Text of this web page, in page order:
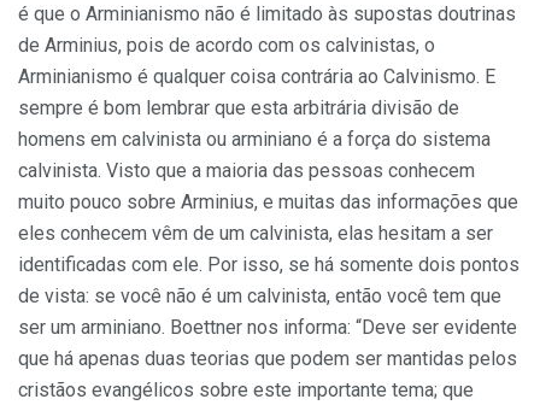
é que o Arminianismo não é limitado às supostas doutrinas
de Arminius, pois de acordo com os calvinistas, o
Arminianismo é qualquer coisa contrária ao Calvinismo. E
sempre é bom lembrar que esta arbitrária divisão de
homens em calvinista ou arminiano é a força do sistema
calvinista. Visto que a maioria das pessoas conhecem
muito pouco sobre Arminius, e muitas das informações que
eles conhecem vêm de um calvinista, elas hesitam a ser
identificadas com ele. Por isso, se há somente dois pontos
de vista: se você não é um calvinista, então você tem que
ser um arminiano. Boettner nos informa: “Deve ser evidente
que há apenas duas teorias que podem ser mantidas pelos
cristãos evangélicos sobre este importante tema; que